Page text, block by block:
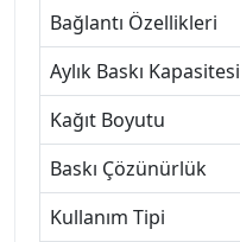
Bağlantı Özellikleri
Aylık Baskı Kapasitesi
Kağıt Boyutu
Baskı Çözünürlük
Kullanım Tipi